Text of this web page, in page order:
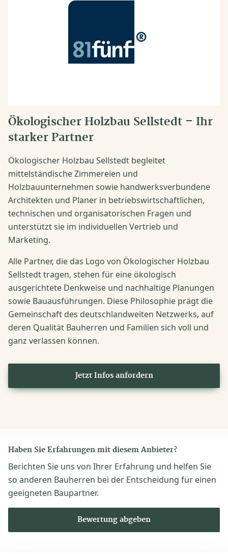
Ökologischer Holzbau Sellstedt – Ihr
starker Partner
Ökologischer Holzbau Sellstedt begleitet
mittelständische Zimmereien und
Holzbauunternehmen sowie handwerksverbundene
Architekten und Planer in betriebswirtschaftlichen,
technischen und organisatorischen Fragen und
unterstützt sie im individuellen Vertrieb und
Marketing.
Alle Partner, die das Logo von Ökologischer Holzbau
Sellstedt tragen, stehen für eine ökologisch
ausgerichtete Denkweise und nachhaltige Planungen
sowie Bauausführungen. Diese Philosophie prägt die
Gemeinschaft des deutschlandweiten Netzwerks, auf
deren Qualität Bauherren und Familien sich voll und
ganz verlassen können.
Jetzt Infos anfordern
Haben Sie Erfahrungen mit diesem Anbieter?
Berichten Sie uns von Ihrer Erfahrung und helfen Sie
so anderen Bauherren bei der Entscheidung für einen
geeigneten Baupartner.
Bewertung abgeben